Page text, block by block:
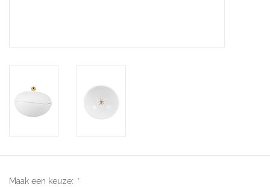
Maak een keuze: *